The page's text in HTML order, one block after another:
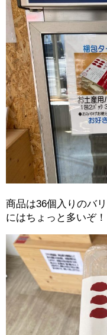
商品は36個入りのバ
にはちょっと多いぞ！